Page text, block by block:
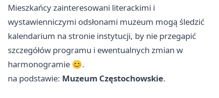
Mieszkańcy zainteresowani literackimi i
wystawienniczymi odsłonami muzeum mogą śledzić
kalendarium na stronie instytucji, by nie przegapić
szczegółów programu i ewentualnych zmian w
harmonogramie 😊.
na podstawie: Muzeum Częstochowskie.